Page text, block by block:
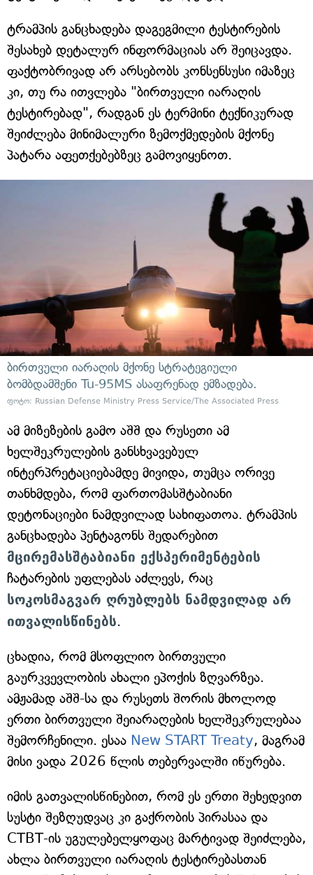
ტრამპის განცხადება დაგეგმილი ტესტირების
შესახებ დეტალურ ინფორმაციას არ შეიცავდა.
ფაქტობრივად არ არსებობს კონსენსუსი იმაზეც
კი, თუ რა ითვლება "ბირთვული იარაღის
ტესტირებად", რადგან ეს ტერმინი ტექნიკურად
შეიძლება მინიმალური ზემოქმედების მქონე
პატარა აფეთქებებზეც გამოვიყენოთ.
ბირთვული იარაღის მქონე სტრატეგიული
ბომბდამშენი Tu-95MS ასაფრენად ემზადება.
ფოტო: Russian Defense Ministry Press Service/The Associated Press
ამ მიზეზების გამო აშშ და რუსეთი ამ
ხელშეკრულების განსხვავებულ
ინტერპრეტაციებამდე მივიდა, თუმცა ორივე
თანხმდება, რომ ფართომასშტაბიანი
დეტონაციები ნამდვილად სახიფათოა. ტრამპის
განცხადება პენტაგონს შედარებით
მცირემასშტაბიანი ექსპერიმენტების
ჩატარების უფლებას აძლევს, რაც
სოკოსმაგვარ ღრუბლებს ნამდვილად არ
ითვალისწინებს.
ცხადია, რომ მსოფლიო ბირთვული
გაურკვევლობის ახალი ეპოქის ზღვარზეა.
ამჟამად აშშ-სა და რუსეთს შორის მხოლოდ
ერთი ბირთვული შეიარაღების ხელშეკრულებაა
შემორჩენილი. ესაა New START Treaty, მაგრამ
მისი ვადა 2026 წლის თებერვალში იწურება.
იმის გათვალისწინებით, რომ ეს ერთი შეხედვით
სუსტი შეზღუდვაც კი გაქრობის პირასაა და
CTBT-ის უგულებელყოფაც მარტივად შეიძლება,
ახლა ბირთვული იარაღის ტესტირებასთან